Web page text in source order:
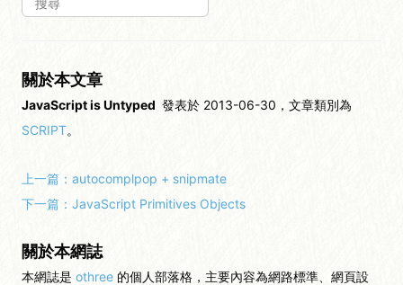
關於本文章
JavaScript is Untyped 發表於 2013-06-30，文章類別為
SCRIPT。
上一篇： autocomplpop + snipmate
下一篇： JavaScript Primitives Objects
關於本網誌
本網誌是 othree 的個人部落格，主要內容為網路標準、網頁設